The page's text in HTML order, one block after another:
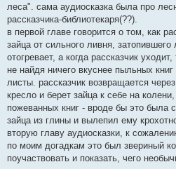
леса". сама аудиосказка была про
рассказчика-библиотекаря(??).
в первой главе говорится о том, как
зайца от сильного ливня,
отогревает, а когда рассказчик
не найдя ничего вкуснее пыльных
листы. рассказчик возвращается
кресло и берет зайца к себе на
пожеванных книг - вроде бы это была
зайца из глины и вылепил ему
вторую главу аудиосказки, к
по моим догадкам это был звериный
поучаствовать и показать, чего